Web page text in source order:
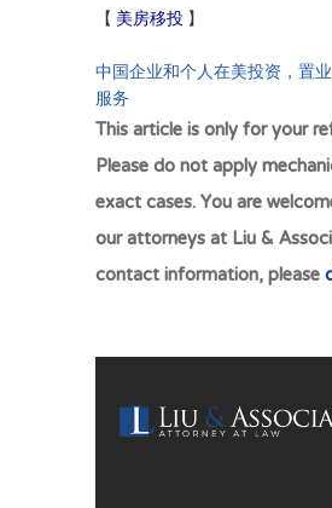
【 美房移投 】
中国企业和个人在美投资，置
服务
This article is only for your
Please do not apply
exact cases. You are
our attorneys at Liu &
contact information, please